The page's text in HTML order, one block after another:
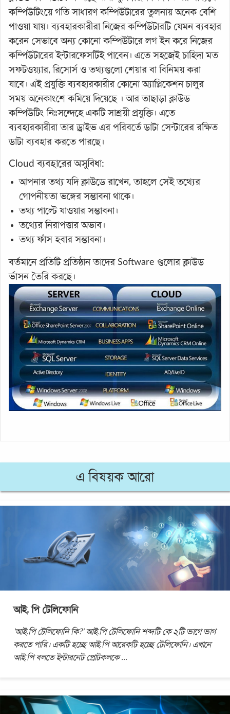
কম্পিউটিংয়ে গতি সাধারণ কম্পিউটারের তুলনায় অনেক বেশি
পাওয়া যায়। ব্যবহারকারীরা নিজের কম্পিউটারটি যেমন ব্যবহার
করেন সেভাবে অন্য কোনো কম্পিউটারে লগ ইন করে নিজের
কম্পিউটারের ইন্টারফেসটিই পাবেন। এতে সহজেই চাহিদা মত
সফটওয়্যার, রিসোর্স ও তথ্যগুলো শেয়ার বা বিনিময় করা
যাবে। এই প্রযুক্তি ব্যবহারকারীর কোনো অ্যাপ্লিকেশন চালুর
সময় অনেকাংশে কমিয়ে দিয়েছে । আর তাছাড়া ক্লাউড
কম্পিউটিং নিঃসন্দেহে একটি সাশ্রয়ী প্রযুক্তি। এতে
ব্যবহারকারীরা তার ড্রাইভ এর পরিবর্তে ডাটা সেন্টারের রক্ষিত
ডাটা ব্যবহার করতে পারছে।
Cloud ব্যবহারের অসুবিধা:
আপনার তথ্য যদি ক্লাউডে রাখেন, তাহলে সেই তথ্যের
গোপনীয়তা ভঙ্গের সম্ভাবনা থাকে।
তথ্য পাল্টে যাওয়ার সম্ভাবনা।
তথ্যের নিরাপত্তার অভাব।
তথ্য ফাঁস হবার সম্ভাবনা।
বর্তমানে প্রতিটি প্রতিষ্ঠান তাদের Software গুলোর ক্লাউড
র্ভাসন তৈরি করছে।
এ বিষয়ক আরো
আই. পি টেলিফোনি
'আই.পি টেলিফোনি কি?' আই.পি টেলিফোনি শব্দটি কে ২টি ভাগে ভাগ
করতে পারি। একটি হচ্ছে আই.পি আরেকটি হচ্ছে টেলিফোনি। এখানে
আই.পি বলতে ইন্টারনেট প্রোটকলকে...